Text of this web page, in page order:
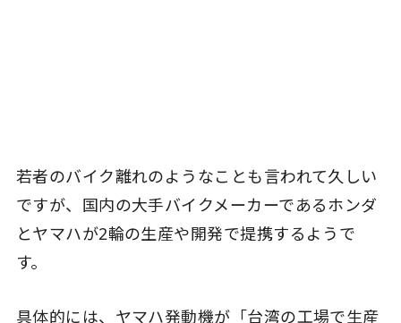
若者のバイク離れのようなことも言われて久しい
ですが、国内の大手バイクメーカーであるホンダ
とヤマハが2輪の生産や開発で提携するようで
す。
具体的には、ヤマハ発動機が「台湾の工場で生産